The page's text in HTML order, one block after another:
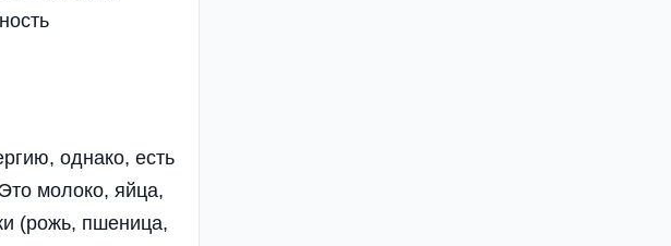
однако, есть
молоко, яйца,
(рожь, пшеница,